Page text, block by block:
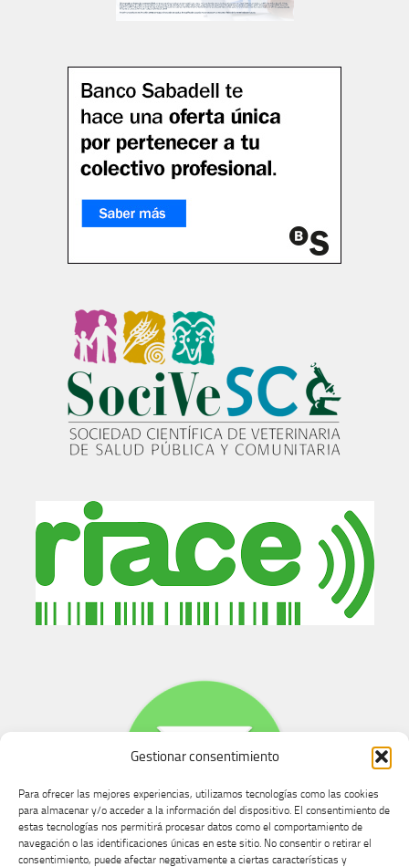
Gestionar consentimiento
Para ofrecer las mejores experiencias, utilizamos tecnologías como las cookies
para almacenar y/o acceder a la información del dispositivo. El consentimiento de
estas tecnologías nos permitirá procesar datos como el comportamiento de
navegación o las identificaciones únicas en este sitio. No consentir o retirar el
consentimiento, puede afectar negativamente a ciertas características y
Buzón de dudas, quejas y sugerencias